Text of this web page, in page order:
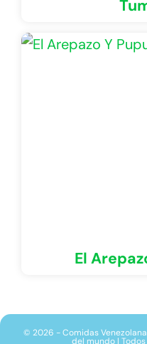
El
© 2026 - Comidas
del mundo |